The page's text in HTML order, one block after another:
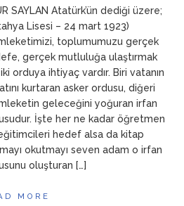
SAYLAN Atatürk’ün dediği üzere;
Lisesi – 24 mart 1923)
toplumumuzu gerçek
gerçek mutluluğa ulaştırmak
orduya ihtiyaç vardır. Biri vatanın
kurtaran asker ordusu, diğeri
geleceğini yoğuran irfan
İşte her ne kadar öğretmen
hedef alsa da kitap
okutmayı seven adam o irfan
oluşturan […]
MORE